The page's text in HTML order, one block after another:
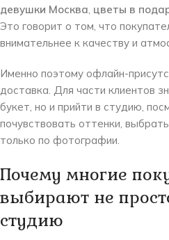
девушки Москва, цветы в
Это говорит о том, что
внимательнее к качеству и
Именно поэтому офлайн-
доставка. Для части клиентов
букет, но и прийти в студию,
почувствовать оттенки,
только по фотографии.
Почему многие
выбирают не
студию